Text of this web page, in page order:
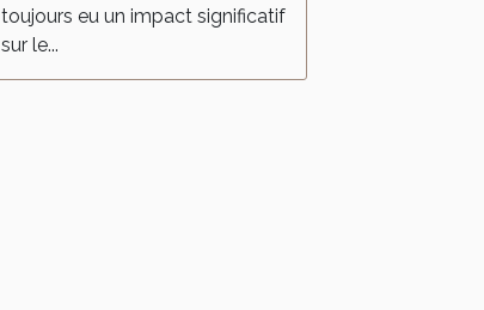
toujours eu un impact significatif
sur le...